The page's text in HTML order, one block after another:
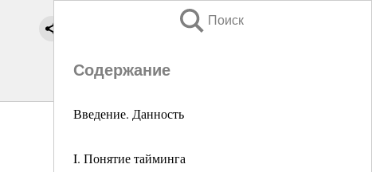
Поиск
Содержание
Введение. Данность
I. Понятие тайминга